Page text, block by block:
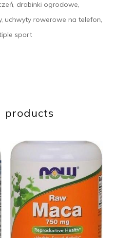
drabinki ogrodowe,
uchwyty rowerowe na telefon,
sport
products